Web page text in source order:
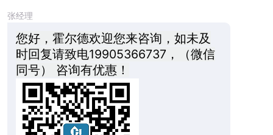
张经理
您好，霍尔德欢迎您来咨询，如未及
时回复请致电19905366737，（微信
同号） 咨询有优惠！